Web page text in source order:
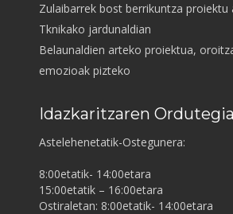
Zulaibarrek bost berrikuntza proiektu
Tknikako jardunaldian
Belaunaldien arteko proiektua,
emozioak pizteko
Idazkaritzaren Ordutegia
Astelehenetatik-Ostegunera:
8:00etatik- 14:00etara
15:00etatik – 16:00etara
Ostiraletan: 8:00etatik- 14:00etara